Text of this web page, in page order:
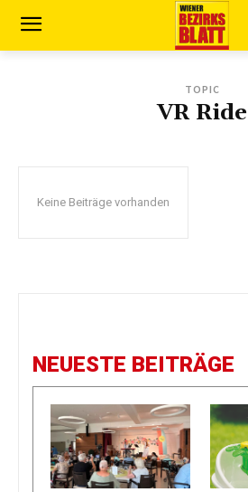
TOPIC
VR Ride
Keine Beiträge vorhanden
NEUESTE BEITRÄGE